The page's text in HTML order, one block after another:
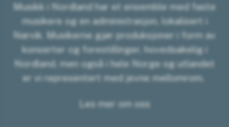
Musikk i Nordland har et ensemble med faste
musikere og en administrasjon, lokalisert i
Narvik. Musikerne gjør produksjoner i form av
konserter og forestillinger, hovedsakelig i
Nordland, men også i hele Norge og utlandet
er vi representert med jevne mellomrom.
Les mer om oss